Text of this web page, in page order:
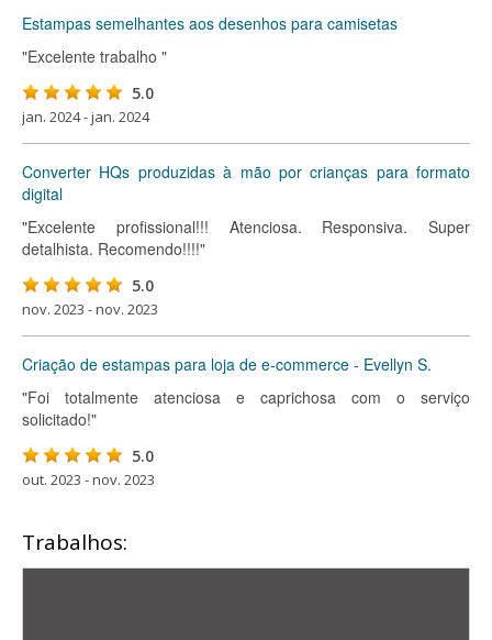
Estampas semelhantes aos desenhos para camisetas
"Excelente trabalho "
5.0
jan. 2024 - jan. 2024
Converter HQs produzidas à mão por crianças para formato
digital
"Excelente profissional!!! Atenciosa. Responsiva. Super
detalhista. Recomendo!!!!"
5.0
nov. 2023 - nov. 2023
Criação de estampas para loja de e-commerce - Evellyn S.
"Foi totalmente atenciosa e caprichosa com o serviço
solicitado!"
5.0
out. 2023 - nov. 2023
Trabalhos: